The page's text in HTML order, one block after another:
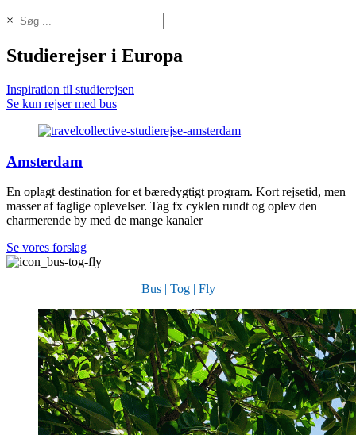
×
Studierejser i Europa
Inspiration til studierejsen
Se kun rejser med bus
Amsterdam
En oplagt destination for et bæredygtigt program. Kort rejsetid, men
masser af faglige oplevelser. Tag fx cyklen rundt og oplev den
charmerende by med de mange kanaler
Se vores forslag
Bus | Tog | Fly